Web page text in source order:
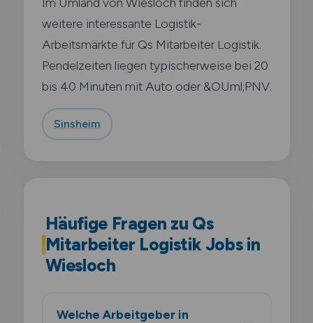
weitere interessante Logistik-
Arbeitsmärkte für Qs Mitarbeiter Logistik.
Pendelzeiten liegen typischerweise bei 20
bis 40 Minuten mit Auto oder &OUml;PNV.
Sinsheim
Häufige Fragen zu Qs
Mitarbeiter Logistik Jobs in
Wiesloch
Welche Arbeitgeber in